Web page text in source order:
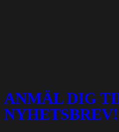
ANMÄL DIG
NYHETSBREV!